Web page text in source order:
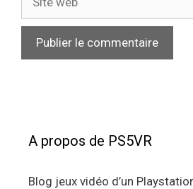
web
A propos de PS5VR
Blog jeux vidéo d’un